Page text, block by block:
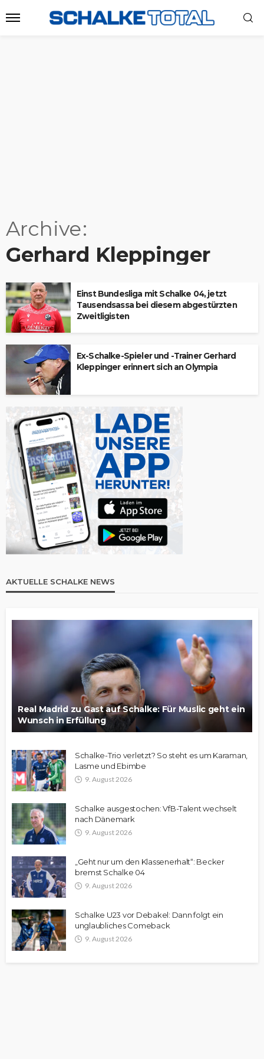
Archive
Gerhard Kleppinger
Einst Bundesliga mit Schalke 04, jetzt
Tausendsassa bei diesem abgestürzten
Zweitligisten
Ex-Schalke-Spieler und -Trainer Gerhard
Kleppinger erinnert sich an Olympia
AKTUELLE SCHALKE NEWS
Real Madrid zu Gast auf Schalke: Für Muslic geht ein
Wunsch in Erfüllung
Schalke-Trio verletzt? So steht es um Karaman,
Lasme und Ebimbe
9. August 2026
Schalke ausgestochen: VfB-Talent wechselt
nach Dänemark
9. August 2026
„Geht nur um den Klassenerhalt“: Becker
bremst Schalke 04
9. August 2026
Schalke U23 vor Debakel: Dann folgt ein
unglaubliches Comeback
9. August 2026